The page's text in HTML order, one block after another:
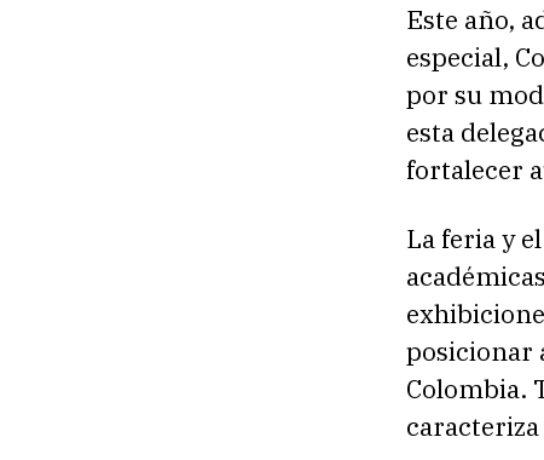
Este año,
especial,
por su
esta
fortalecer
La feria y
posicionar
Colombia.